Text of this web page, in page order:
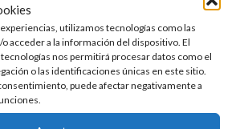
utilizamos tecnologías como las
acceder a la información del dispositivo. El
nos permitirá procesar datos como el
o las identificaciones únicas en este sitio.
puede afectar negativamente a